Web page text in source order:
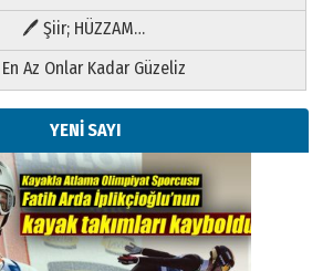
🖊 Şiir; HÜZZAM…
Az Onlar Kadar Güzeliz
YENİ SAYI